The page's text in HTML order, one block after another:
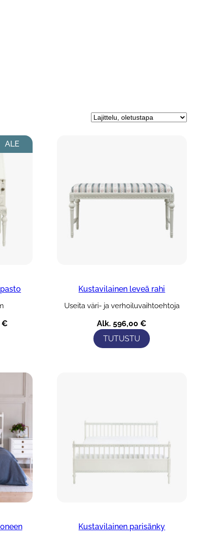
€Nykyinen
Kustavilainen leveä rahi
Useita väri- ja verhoiluvaihtoehtoja
Alk.596,00€
TUTUSTU
Kustavilainen parisänky